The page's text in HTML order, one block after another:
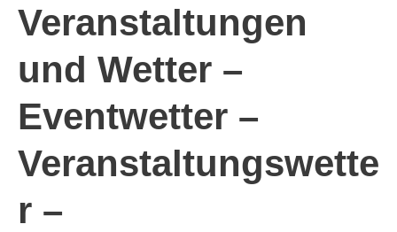
Veranstaltungen
und Wetter –
Eventwetter –
Veranstaltungswette
r –